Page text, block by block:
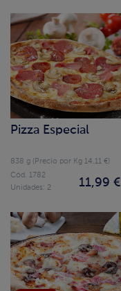
Pizza Especial
838 g (Precio por Kg 14.11 €)
11,99 €
Cód. 1782
Unidades: 2